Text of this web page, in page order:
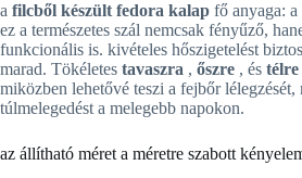
a filcből készült fedora kalap fő anyaga:
ez a természetes szál nemcsak fényűző,
funkcionális is. kivételes hőszigetelést
marad. Tökéletes tavaszra , őszre , és télre
miközben lehetővé teszi a fejbőr lélegzését,
túlmelegedést a melegebb napokon.
az állítható méret a méretre szabott